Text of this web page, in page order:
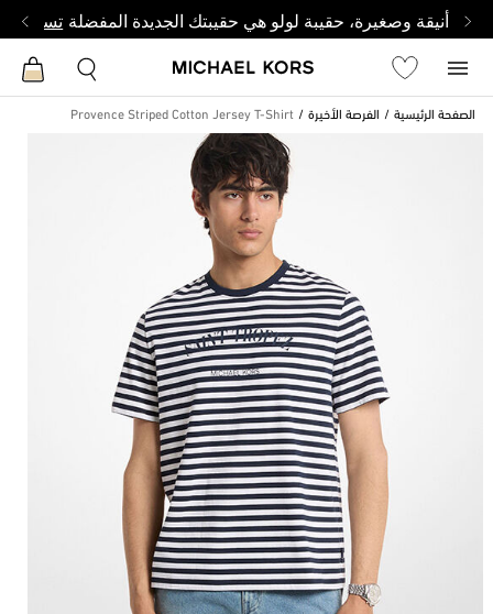
أنيقة وصغيرة، حقيبة لولو هي حقيبتك الجديدة المفضلة تسوق
الصفحة الرئيسية الفرصة الأخيرة Provence Striped Cotton Jersey T-Shirt